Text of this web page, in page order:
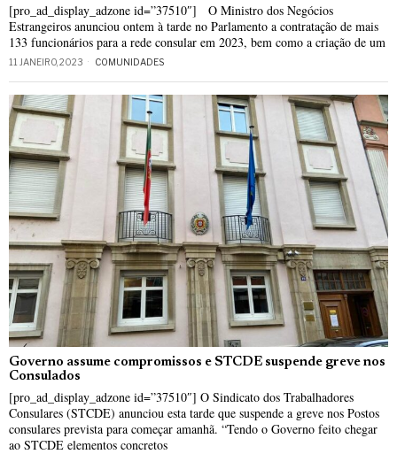
[pro_ad_display_adzone id=”37510″] O Ministro dos Negócios
Estrangeiros anunciou ontem à tarde no Parlamento a contratação de mais
133 funcionários para a rede consular em 2023, bem como a criação de um
11 JANEIRO, 2023 COMUNIDADES
Governo assume compromissos e STCDE suspende greve nos
Consulados
[pro_ad_display_adzone id=”37510″] O Sindicato dos Trabalhadores
Consulares (STCDE) anunciou esta tarde que suspende a greve nos Postos
consulares prevista para começar amanhã. “Tendo o Governo feito chegar
ao STCDE elementos concretos